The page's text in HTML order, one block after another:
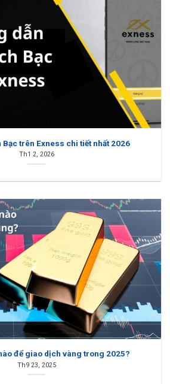
trên Exness chi tiết nhất 2026
Th1 2, 2026
để giao dịch vàng trong 2025?
Th9 23, 2025